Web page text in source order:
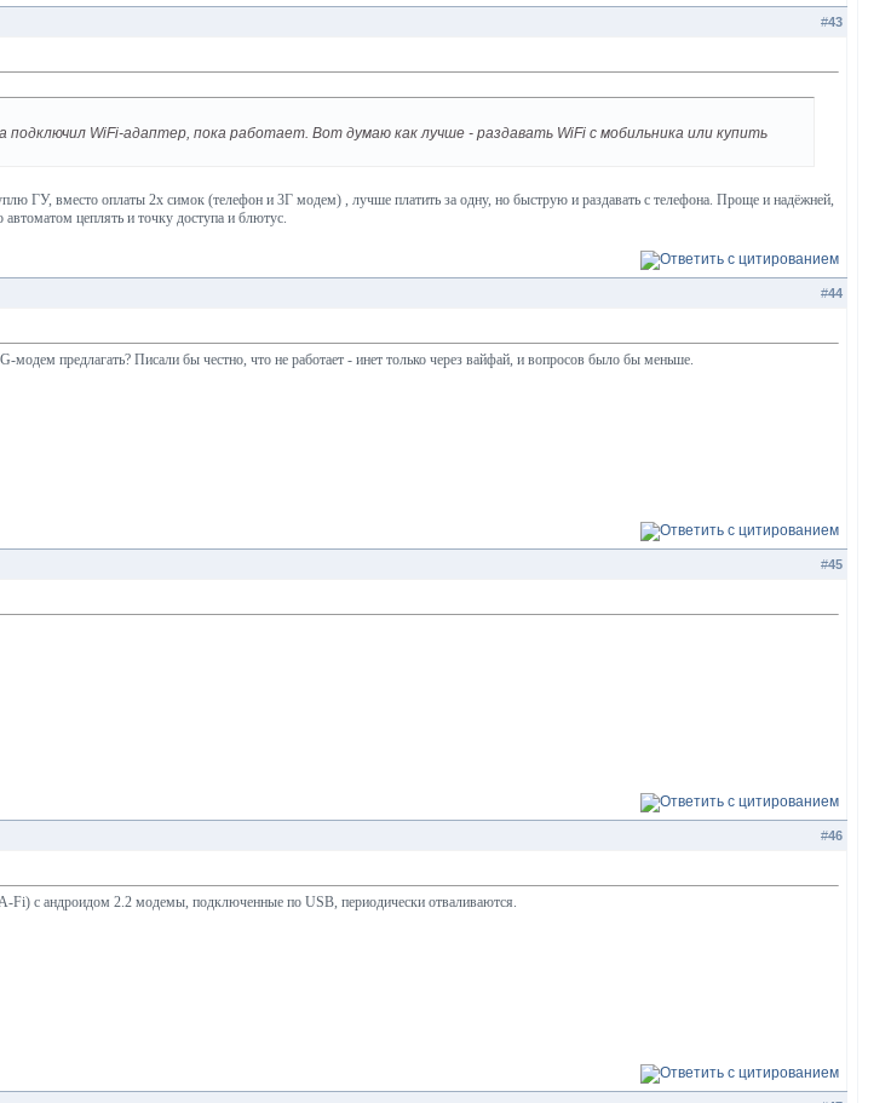
#43
WiFi-адаптер, пока работает. Вот думаю как лучше - раздавать WiFi с мобильника или купить
ГУ, вместо оплаты 2х симок (телефон и 3Г модем) , лучше платить за одну, но быструю и раздавать с телефона. Проще и надёжней,
цеплять и точку доступа и блютус.
#44
предлагать? Писали бы честно, что не работает - инет только через вайфай, и вопросов было бы меньше.
#45
#46
Fi) с андроидом 2.2 модемы, подключенные по USB, периодически отваливаются.